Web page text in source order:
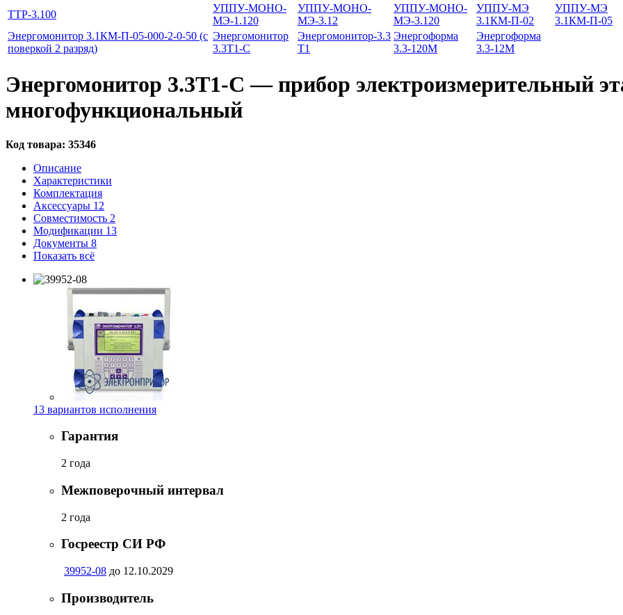
ТТР-3.100
УППУ-МОНО-
МЭ-1.120
УППУ-МОНО-
МЭ-3.12
УППУ-МОНО-
МЭ-3.120
УППУ-МЭ
3.1КМ-П-02
УППУ-МЭ
3.1КМ-П-05
Энергомонитор 3.1КМ-П-05-000-2-0-50 (с
поверкой 2 разряд)
Энергомонитор
3.3T1-C
Энергомонитор-3.3
Т1
Энергоформа
3.3-120М
Энергоформа
3.3-12М
Энергомонитор 3.3T1-C — прибор электроизмерительный
многофункциональный
Код товара: 35346
Описание
Характеристики
Комплектация
Аксессуары 12
Совместимость 2
Модификации 13
Документы 8
Показать всё
13 вариантов исполнения
Гарантия
2 года
Межповерочный интервал
2 года
Госреестр СИ РФ
39952-08 до 12.10.2029
Производитель